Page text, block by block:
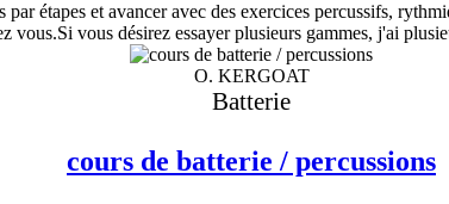
étapes et avancer avec des exercices percussifs,
vous.Si vous désirez essayer plusieurs gammes, j'ai
O. KERGOAT
Batterie
cours de batterie / percussions